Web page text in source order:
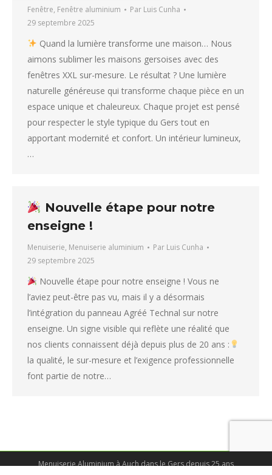
Fenêtre, Fenêtre aluminium Par Luis Cunha
29 septembre 2025
Quand la lumière transforme une maison… Nous
aimons sublimer les maisons gersoises avec des
fenêtres XXL sur-mesure. Le résultat ? Une lumière
naturelle généreuse qui transforme chaque pièce en un
espace unique et chaleureux. Chaque projet est pensé
pour respecter le style typique du Gers tout en
apportant modernité et confort. Un intérieur lumineux,
…
Nouvelle étape pour notre
enseigne !
Menuiserie, Menuiserie aluminium Par Luis Cunha
29 septembre 2025
Nouvelle étape pour notre enseigne ! Vous ne
l’aviez peut-être pas vu, mais il y a désormais
l’intégration du panneau Agréé Technal sur notre
enseigne. Un signe visible qui reflète une réalité que
nos clients connaissent déjà depuis plus de 20 ans :
la qualité, le sur-mesure et l’exigence professionnelle
font partie de notre…
Menuiserie Aluminium à Auch dans le Gers depuis 25 ans